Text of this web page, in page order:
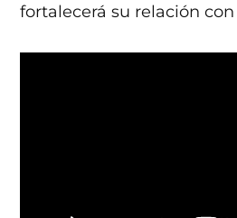
fortalecerá su relación